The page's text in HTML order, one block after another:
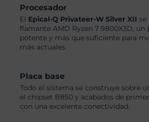
Procesador
El Epical-Q Privateer-W Silver XII se
flamante AMD Ryzen 7 9800X3D, un
potente y más que suficiente para
más actuales.
Placa base
Todo el sistema se construye sobre
el chipset B850 y acabados de
con una excelente conectividad.